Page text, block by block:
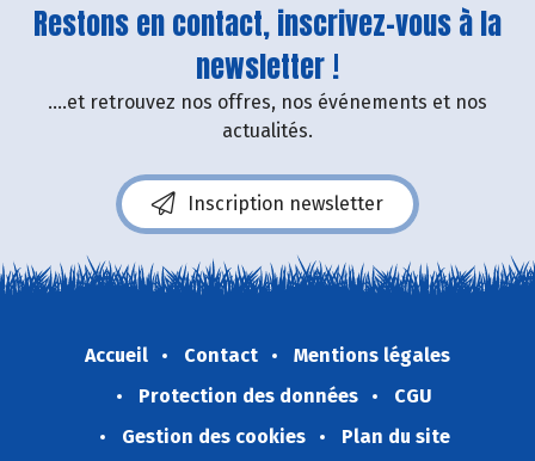
Restons en contact, inscrivez-vous à la
newsletter !
....et retrouvez nos offres, nos événements et nos
actualités.
Inscription newsletter
Accueil Contact
Mentions légales
Protection des données
CGU
Gestion des cookies
Plan du site